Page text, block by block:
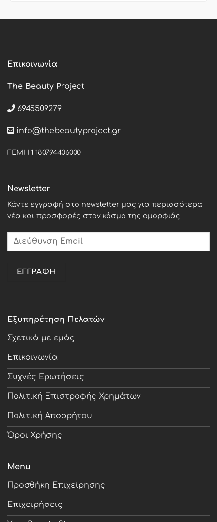
Επικοινωνία
The Beauty Project
6945509279
info@thebeautyproject.gr
ΓΕΜΗ 1 180794406000
Εξυπηρέτηση Πελατών
Σχετικά με εμάς
Επικοινωνία
Συχνές Ερωτήσεις
Πολιτική Επιστροφής Χρημάτων
Πολιτική Απορρήτου
Όροι Χρήσης
Menu
Προσθήκη Επιχείρησης
Επιχειρήσεις
Newsletter
Κάντε εγγραφή στο newsletter μας για περισσότερα
νέα και προσφορές στον κόσμο της ομορφιάς